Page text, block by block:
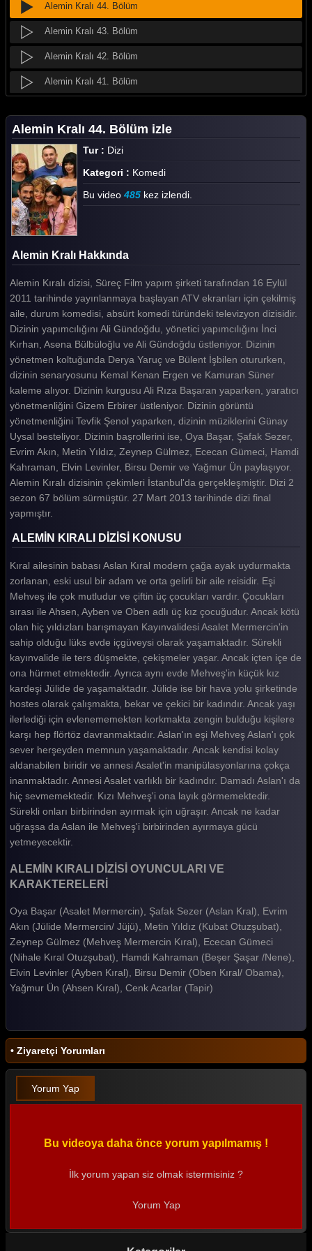
Alemin Kralı 44. Bölüm
Alemin Kralı 43. Bölüm
Alemin Kralı 42. Bölüm
Alemin Kralı 41. Bölüm
Alemin Kralı 39. Bölüm
Alemin Kralı 38. Bölüm
Alemin Kralı 37. Bölüm
Alemin Kralı 36. Bölüm
Alemin Kralı 35. Bölüm
Alemin Kralı 34. Bölüm
Alemin Kralı 33. Bölüm
Alemin Kralı 32. Bölüm
Alemin Kralı 31. Bölüm
Alemin Kralı 30. Bölüm
Alemin Kralı 29. Bölüm
Alemin Kralı 28. Bölüm
Alemin Kralı 27. Bölüm
Alemin Kralı 26. Bölüm
Alemin Kralı 25. Bölüm
Alemin Kralı 23. Bölüm
Alemin Kralı 21. Bölüm
Alemin Kralı 20. Bölüm
Alemin Kralı 19. Bölüm
Alemin Kralı 18. Bölüm
Alemin Kralı 17. Bölüm
Alemin Kralı 16. Bölüm
Alemin Kralı 15. Bölüm
Alemin Kralı 14. Bölüm
Alemin Kralı 13. Bölüm
Alemin Kralı 12. Bölüm
Alemin Kralı 11. Bölüm
Alemin Kralı 10. Bölüm
Alemin Kralı 9. Bölüm
Alemin Kralı 8. Bölüm
Alemin Kralı 7. Bölüm
Alemin Kralı 6. Bölüm
Alemin Kralı 5. Bölüm
Alemin Kralı 3. Bölüm
Alemin Kralı 2. Bölüm
Alemin Kralı 1. Bölüm
Alemin Kralı 44. Bölüm izle
Tur : Dizi
Kategori : Komedi
Bu video 485 kez izlendi.
Alemin Kralı Hakkında
Alemin Kıralı dizisi, Süreç Film yapım şirketi tarafından 16 Eylül
2011 tarihinde yayınlanmaya başlayan ATV ekranları için çekilmiş
aile, durum komedisi, absürt komedi türündeki televizyon dizisidir.
Dizinin yapımcılığını Ali Gündoğdu, yönetici yapımcılığını İnci
Kırhan, Asena Bülbüloğlu ve Ali Gündoğdu üstleniyor. Dizinin
yönetmen koltuğunda Derya Yaruç ve Bülent İşbilen otururken,
dizinin senaryosunu Kemal Kenan Ergen ve Kamuran Süner
kaleme alıyor. Dizinin kurgusu Ali Rıza Başaran yaparken, yaratıcı
yönetmenliğini Gizem Erbirer üstleniyor. Dizinin görüntü
yönetmenliğini Tevfik Şenol yaparken, dizinin müziklerini Günay
Uysal besteliyor. Dizinin başrollerini ise, Oya Başar, Şafak Sezer,
Evrim Akın, Metin Yıldız, Zeynep Gülmez, Ececan Gümeci, Hamdi
Kahraman, Elvin Levinler, Birsu Demir ve Yağmur Ün paylaşıyor.
Alemin Kıralı dizisinin çekimleri İstanbul'da gerçekleşmiştir. Dizi 2
sezon 67 bölüm sürmüştür. 27 Mart 2013 tarihinde dizi final
yapmıştır.
ALEMİN KIRALI DİZİSİ KONUSU
Kıral ailesinin babası Aslan Kıral modern çağa ayak uydurmakta
zorlanan, eski usul bir adam ve orta gelirli bir aile reisidir. Eşi
Mehveş ile çok mutludur ve çiftin üç çocukları vardır. Çocukları
sırası ile Ahsen, Ayben ve Oben adlı üç kız çocuğudur. Ancak kötü
olan hiç yıldızları barışmayan Kayınvalidesi Asalet Mermercin'in
sahip olduğu lüks evde içgüveysi olarak yaşamaktadır. Sürekli
kayınvalide ile ters düşmekte, çekişmeler yaşar. Ancak içten içe de
ona hürmet etmektedir. Ayrıca aynı evde Mehveş'in küçük kız
kardeşi Jülide de yaşamaktadır. Jülide ise bir hava yolu şirketinde
hostes olarak çalışmakta, bekar ve çekici bir kadındır. Ancak yaşı
ilerlediği için evlenememekten korkmakta zengin bulduğu kişilere
karşı hep flörtöz davranmaktadır. Aslan'ın eşi Mehveş Aslan'ı çok
sever herşeyden memnun yaşamaktadır. Ancak kendisi kolay
aldanabilen biridir ve annesi Asalet'in manipülasyonlarına çokça
inanmaktadır. Annesi Asalet varlıklı bir kadındır. Damadı Aslan'ı da
hiç sevmemektedir. Kızı Mehveş'i ona layık görmemektedir.
Sürekli onları birbirinden ayırmak için uğraşır. Ancak ne kadar
uğraşsa da Aslan ile Mehveş'i birbirinden ayırmaya gücü
yetmeyecektir.
ALEMİN KIRALI DİZİSİ OYUNCULARI VE
KARAKTERELERİ
Oya Başar (Asalet Mermercin), Şafak Sezer (Aslan Kral), Evrim
Akın (Jülide Mermercin/ Jüjü), Metin Yıldız (Kubat Otuzşubat),
Zeynep Gülmez (Mehveş Mermercin Kıral), Ececan Gümeci
(Nihale Kıral Otuzşubat), Hamdi Kahraman (Beşer Şaşar /Nene),
Elvin Levinler (Ayben Kıral), Birsu Demir (Oben Kıral/ Obama),
Yağmur Ün (Ahsen Kıral), Cenk Acarlar (Tapir)
• Ziyaretçi Yorumları
Yorum Yap
Bu videoya daha önce yorum yapılmamış !
İlk yorum yapan siz olmak istermisiniz ?
Yorum Yap